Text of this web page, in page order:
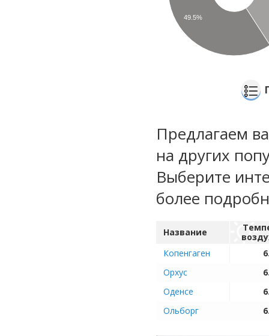
49.5%
Предлагаем
на других
Выберите
более
Название
Копенгаген
Орхус
Оденсе
Ольборг